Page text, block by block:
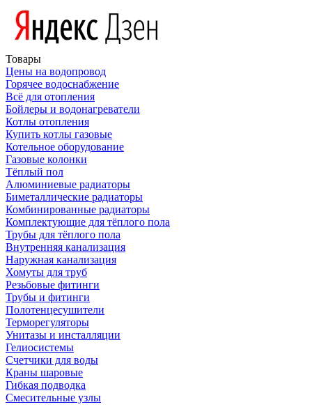
Товары
Цены на водопровод
Горячее водоснабжение
Всё для отопления
Бойлеры и водонагреватели
Котлы отопления
Купить котлы газовые
Котельное оборудование
Газовые колонки
Тёплый пол
Алюминиевые радиаторы
Биметаллические радиаторы
Комбинированные радиаторы
Комплектующие для тёплого пола
Трубы для тёплого пола
Внутренняя канализация
Наружная канализация
Хомуты для труб
Резьбовые фитинги
Трубы и фитинги
Полотенцесушители
Терморегуляторы
Унитазы и инсталляции
Гелиосистемы
Счетчики для воды
Краны шаровые
Гибкая подводка
Смесительные узлы